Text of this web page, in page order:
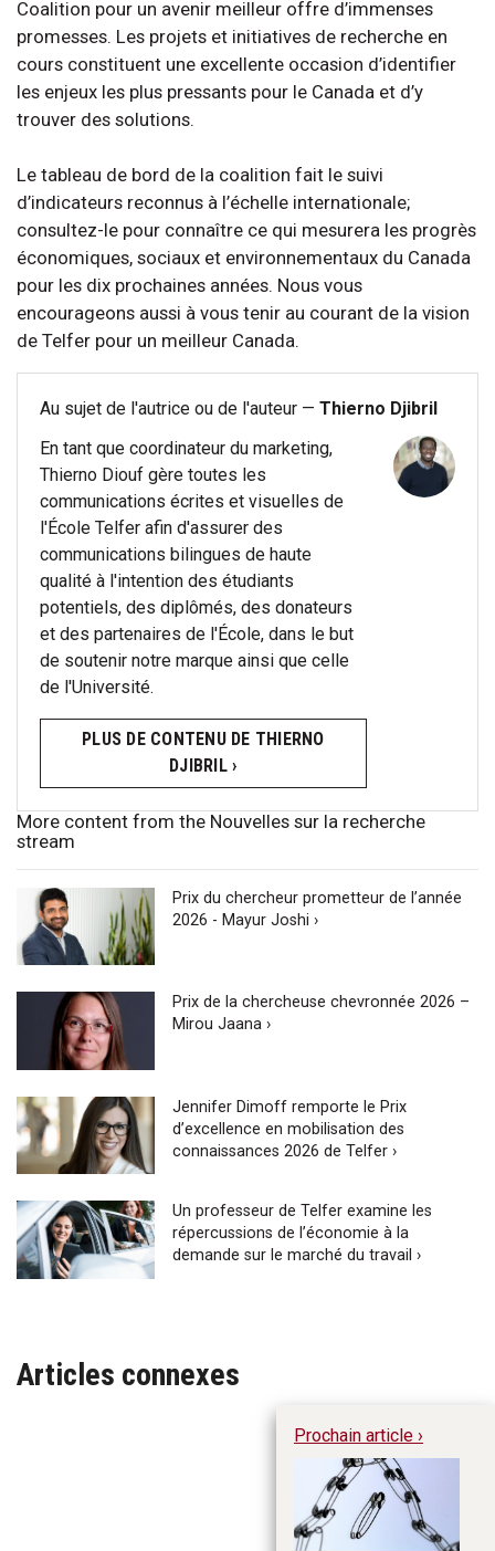
Coalition pour un avenir meilleur offre d’immenses
promesses. Les projets et initiatives de recherche en
cours constituent une excellente occasion d’identifier
les enjeux les plus pressants pour le Canada et d’y
trouver des solutions.
Le tableau de bord de la coalition fait le suivi
d’indicateurs reconnus à l’échelle internationale;
consultez-le pour connaître ce qui mesurera les progrès
économiques, sociaux et environnementaux du Canada
pour les dix prochaines années. Nous vous
encourageons aussi à vous tenir au courant de la vision
de Telfer pour un meilleur Canada.
Au sujet de l'autrice ou de l'auteur — Thierno Djibril
En tant que coordinateur du marketing,
Thierno Diouf gère toutes les
communications écrites et visuelles de
l'École Telfer afin d'assurer des
communications bilingues de haute
qualité à l'intention des étudiants
potentiels, des diplômés, des donateurs
et des partenaires de l'École, dans le but
de soutenir notre marque ainsi que celle
de l'Université.
PLUS DE CONTENU DE THIERNO
DJIBRIL ›
More content from the Nouvelles sur la recherche
stream
Prix du chercheur prometteur de l’année
2026 - Mayur Joshi ›
Prix de la chercheuse chevronnée 2026 –
Mirou Jaana ›
Jennifer Dimoff remporte le Prix
d’excellence en mobilisation des
connaissances 2026 de Telfer ›
Un professeur de Telfer examine les
répercussions de l’économie à la
demande sur le marché du travail ›
Articles connexes
Prochain article ›